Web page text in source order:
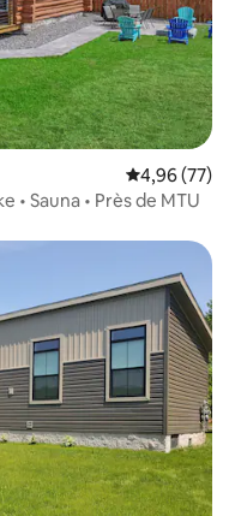
Évaluation
4,96 (77)
• Sauna • Près de MTU
appréciés